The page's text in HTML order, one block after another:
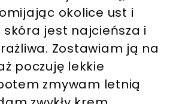
okolice ust i
jest najcieńsza i
Zostawiam ją na
poczuję lekkie
zmywam letnią